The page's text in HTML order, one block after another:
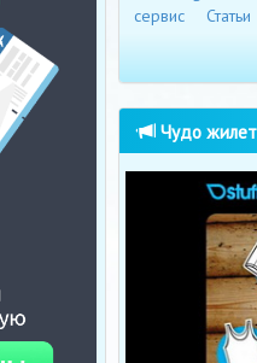
сервис
Статьи
Чудо